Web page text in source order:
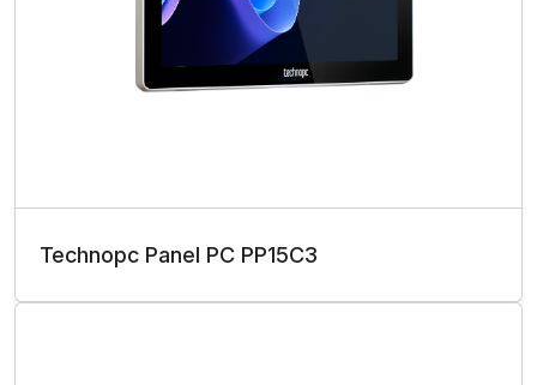
Technopc Panel PC PP15C3